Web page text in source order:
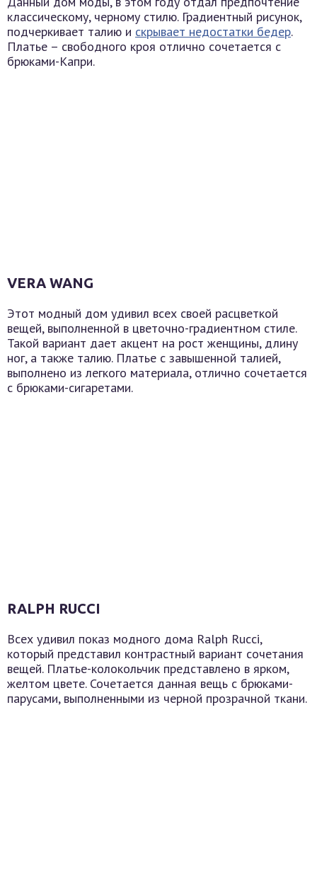
классическому, черному стилю. Градиентный рисунок,
подчеркивает талию и скрывает недостатки бедер.
Платье – свободного кроя отлично сочетается с
брюками-Капри.
VERA WANG
Этот модный дом удивил всех своей расцветкой
вещей, выполненной в цветочно-градиентном стиле.
Такой вариант дает акцент на рост женщины, длину
ног, а также талию. Платье с завышенной талией,
выполнено из легкого материала, отлично сочетается
с брюками-сигаретами.
RALPH RUCCI
Всех удивил показ модного дома Ralph Rucci,
который представил контрастный вариант сочетания
вещей. Платье-колокольчик представлено в ярком,
желтом цвете. Сочетается данная вещь с брюками-
парусами, выполненными из черной прозрачной ткани.